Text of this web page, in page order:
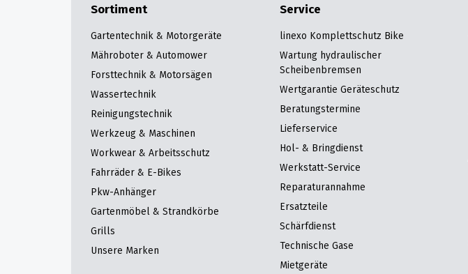
Sortiment
Gartentechnik & Motorgeräte
Mähroboter & Automower
Forsttechnik & Motorsägen
Wassertechnik
Reinigungstechnik
Werkzeug & Maschinen
Workwear & Arbeitsschutz
Fahrräder & E-Bikes
Pkw-Anhänger
Gartenmöbel & Strandkörbe
Grills
Unsere Marken
Service
linexo Komplettschutz Bike
Wartung hydraulischer
Scheibenbremsen
Wertgarantie Geräteschutz
Beratungstermine
Lieferservice
Hol- & Bringdienst
Werkstatt-Service
Reparaturannahme
Ersatzteile
Schärfdienst
Technische Gase
Mietgeräte